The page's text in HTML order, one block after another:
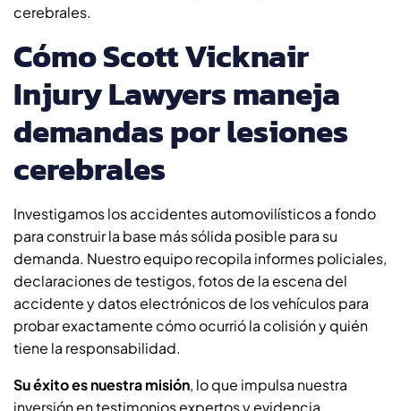
cerebrales.
Cómo Scott Vicknair
Injury Lawyers maneja
demandas por lesiones
cerebrales
Investigamos los accidentes automovilísticos a fondo
para construir la base más sólida posible para su
demanda. Nuestro equipo recopila informes policiales,
declaraciones de testigos, fotos de la escena del
accidente y datos electrónicos de los vehículos para
probar exactamente cómo ocurrió la colisión y quién
tiene la responsabilidad.
Su éxito es nuestra misión, lo que impulsa nuestra
inversión en testimonios expertos y evidencia